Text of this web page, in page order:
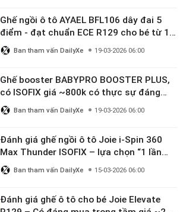
Ghế ngồi ô tô AYAEL BFL106 dây đai 5
điểm - đạt chuẩn ECE R129 cho bé từ 1–
10 tuổi
Ban tham vấn DailyXe 19-03-2026 06:00
Ghế booster BABYPRO BOOSTER PLUS,
có ISOFIX giá ~800k có thực sự đáng
mua?
Ban tham vấn DailyXe 19-03-2026 06:00
Đánh giá ghế ngồi ô tô Joie i-Spin 360
Max Thunder ISOFIX – lựa chọn “1 lần
dùng đến 12 năm” có đáng giá gần 9
triệu?
Ban tham vấn DailyXe 15-03-2026 06:00
Đánh giá ghế ô tô cho bé Joie Elevate